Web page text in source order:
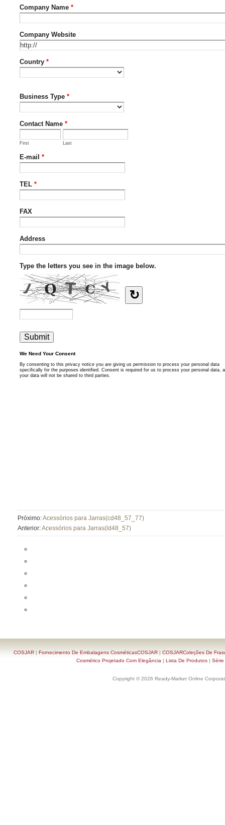
Próximo:Acessórios para Jarras(cd48_57_77)
Anterior:Acessórios para Jarras(ld48_57)
COSJAR| Fornecimento De Embalagens CosméticasCOSJAR| COSJARColeções De
Cosmético Projetado Com Elegância | Lista De Produtos | Série
Copyright © 2026 Ready-Market Online